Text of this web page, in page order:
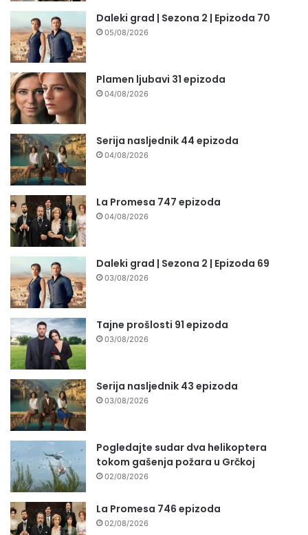
Daleki grad | Sezona 2 | Epizoda 70
05/08/2026
Plamen ljubavi 31 epizoda
04/08/2026
Serija nasljednik 44 epizoda
04/08/2026
La Promesa 747 epizoda
04/08/2026
Daleki grad | Sezona 2 | Epizoda 69
03/08/2026
Tajne prošlosti 91 epizoda
03/08/2026
Serija nasljednik 43 epizoda
03/08/2026
Pogledajte sudar dva helikoptera
tokom gašenja požara u Grčkoj
02/08/2026
La Promesa 746 epizoda
02/08/2026